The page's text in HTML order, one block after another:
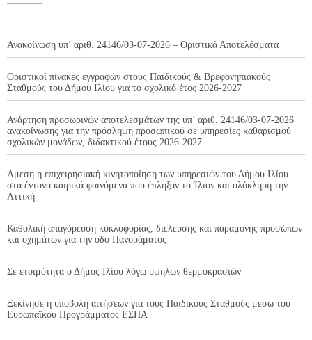
Ανακοίνωση υπ’ αριθ. 24146/03-07-2026 – Οριστικά Αποτελέσματα
Οριστικοί πίνακες εγγραφών στους Παιδικούς & Βρεφονηπιακούς
Σταθμούς του Δήμου Ιλίου για το σχολικό έτος 2026-2027
Ανάρτηση προσωρινών αποτελεσμάτων της υπ’ αριθ. 24146/03-07-2026
ανακοίνωσης για την πρόσληψη προσωπικού σε υπηρεσίες καθαρισμού
σχολικών μονάδων, διδακτικού έτους 2026-2027
Άμεση η επιχειρησιακή κινητοποίηση των υπηρεσιών του Δήμου Ιλίου
στα έντονα καιρικά φαινόμενα που έπληξαν το Ίλιον και ολόκληρη την
Αττική
Καθολική απαγόρευση κυκλοφορίας, διέλευσης και παραμονής προσώπων
και οχημάτων για την οδό Πανοράματος
Σε ετοιμότητα ο Δήμος Ιλίου λόγω υψηλών θερμοκρασιών
Ξεκίνησε η υποβολή αιτήσεων για τους Παιδικούς Σταθμούς μέσω του
Ευρωπαϊκού Προγράμματος ΕΣΠΑ